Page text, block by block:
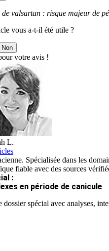
de valsartan : risque majeur de
vous a-t-il été utile ?
Non
votre avis !
L.
Spécialisée dans les
fiable avec des sources
:
en période de canicule
dossier spécial avec analyses,